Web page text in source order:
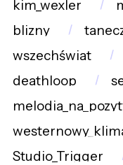
kim_wexler
blizny
wszechświat
deathloop
Studio_Trigger